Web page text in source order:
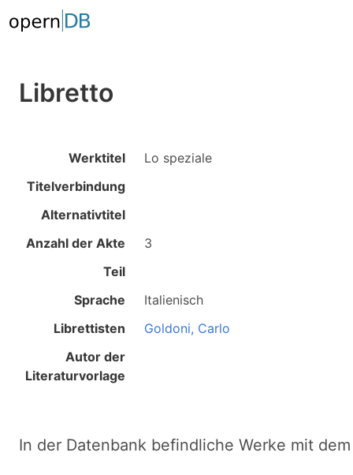
Libretto
Werktitel
Lo speziale
Titelverbindung
Alternativtitel
Anzahl der Akte
3
Teil
Sprache
Italienisch
Librettisten
Goldoni, Carlo
Autor der
Literaturvorlage
In der Datenbank befindliche Werke mit